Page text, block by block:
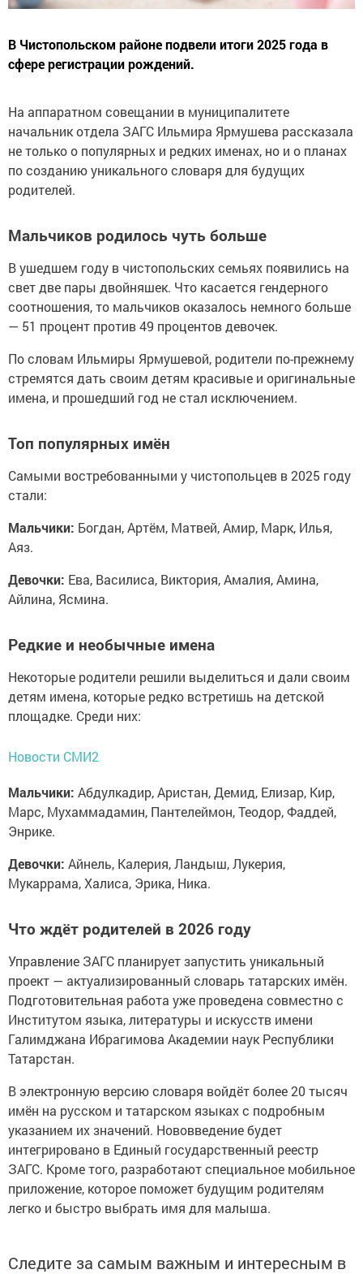
В Чистопольском районе подвели итоги 2025 года в
сфере регистрации рождений.
На аппаратном совещании в муниципалитете
начальник отдела ЗАГС Ильмира Ярмушева рассказала
не только о популярных и редких именах, но и о планах
по созданию уникального словаря для будущих
родителей.
Мальчиков родилось чуть больше
В ушедшем году в чистопольских семьях появились на
свет две пары двойняшек. Что касается гендерного
соотношения, то мальчиков оказалось немного больше
— 51 процент против 49 процентов девочек.
По словам Ильмиры Ярмушевой, родители по-прежнему
стремятся дать своим детям красивые и оригинальные
имена, и прошедший год не стал исключением.
Топ популярных имён
Самыми востребованными у чистопольцев в 2025 году
стали:
Мальчики: Богдан, Артём, Матвей, Амир, Марк, Илья,
Аяз.
Девочки: Ева, Василиса, Виктория, Амалия, Амина,
Айлина, Ясмина.
Редкие и необычные имена
Некоторые родители решили выделиться и дали своим
детям имена, которые редко встретишь на детской
площадке. Среди них:
Новости СМИ2
Мальчики: Абдулкадир, Аристан, Демид, Елизар, Кир,
Марс, Мухаммадамин, Пантелеймон, Теодор, Фаддей,
Энрике.
Девочки: Айнель, Калерия, Ландыш, Лукерия,
Мукаррама, Халиса, Эрика, Ника.
Что ждёт родителей в 2026 году
Управление ЗАГС планирует запустить уникальный
проект — актуализированный словарь татарских имён.
Подготовительная работа уже проведена совместно с
Институтом языка, литературы и искусств имени
Галимджана Ибрагимова Академии наук Республики
Татарстан.
В электронную версию словаря войдёт более 20 тысяч
имён на русском и татарском языках с подробным
указанием их значений. Нововведение будет
интегрировано в Единый государственный реестр
ЗАГС. Кроме того, разработают специальное мобильное
приложение, которое поможет будущим родителям
легко и быстро выбрать имя для малыша.
Следите за самым важным и интересным в